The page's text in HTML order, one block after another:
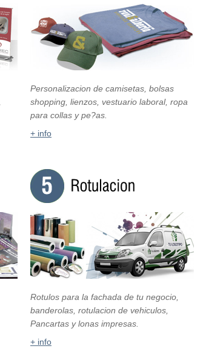
Personalizacion de camisetas, bolsas
shopping, lienzos, vestuario laboral, ropa
para collas y pe?as.
+ info
Rotulos para la fachada de tu negocio,
banderolas, rotulacion de vehiculos,
Pancartas y lonas impresas.
+ info